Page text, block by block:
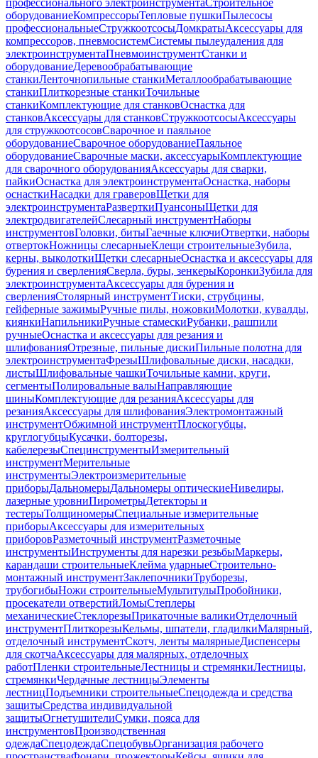
профессионального электроинструментаСтроительное
оборудованиеКомпрессорыТепловые пушкиПылесосы
профессиональныеСтружкоотсосыДомкратыАксессуары для
компрессоров, пневмосистемСистемы пылеудаления для
электроинструментаПневмоинструментСтанки и
оборудованиеДеревообрабатывающие
станкиЛенточнопильные станкиМеталлообрабатывающие
станкиПлиткорезные станкиТочильные
станкиКомплектующие для станковОснастка для
станковАксессуары для станковСтружкоотсосыАксессуары
для стружкоотсосовСварочное и паяльное
оборудованиеСварочное оборудованиеПаяльное
оборудованиеСварочные маски, аксессуарыКомплектующие
для сварочного оборудованияАксессуары для сварки,
пайкиОснастка для электроинструментаОснастка, наборы
оснасткиНасадки для граверовЩетки для
электроинструментаРазверткиПуансоныЩетки для
электродвигателейСлесарный инструментНаборы
инструментовГоловки, битыГаечные ключиОтвертки, наборы
отвертокНожницы слесарныеКлещи строительныеЗубила,
керны, выколоткиЩетки слесарныеОснастка и аксессуары для
бурения и сверленияСверла, буры, зенкерыКоронкиЗубила для
электроинструментаАксессуары для бурения и
сверленияСтолярный инструментТиски, струбцины,
гейферные зажимыРучные пилы, ножовкиМолотки, кувалды,
киянкиНапильникиРучные стамескиРубанки, рашпили
ручныеОснастка и аксессуары для резания и
шлифованияОтрезные, пильные дискиПильные полотна для
электроинструментаФрезыШлифовальные диски, насадки,
листыШлифовальные чашкиТочильные камни, круги,
сегментыПолировальные валыНаправляющие
шиныКомплектующие для резанияАксессуары для
резанияАксессуары для шлифованияЭлектромонтажный
инструментОбжимной инструментПлоскогубцы,
круглогубцыКусачки, болторезы,
кабелерезыСпецинструментыИзмерительный
инструментМерительные
инструментыЭлектроизмерительные
приборыДальномерыДальномеры оптическиеНивелиры,
лазерные уровниПирометрыДетекторы и
тестерыТолщиномерыСпециальные измерительные
приборыАксессуары для измерительных
приборовРазметочный инструментРазметочные
инструментыИнструменты для нарезки резьбыМаркеры,
карандаши строительныеКлейма ударныеСтроительно-
монтажный инструментЗаклепочникиТруборезы,
трубогибыНожи строительныеМультитулыПробойники,
просекатели отверстийЛомыСтеплеры
механическиеСтеклорезыПрикаточные валикиОтделочный
инструментПлиткорезыКельмы, шпатели, гладилкиМалярный,
отделочный инструментСкотч, ленты малярныеДиспенсеры
для скотчаАксессуары для малярных, отделочных
работПленки строительныеЛестницы и стремянкиЛестницы,
стремянкиЧердачные лестницыЭлементы
лестницПодъемники строительныеСпецодежда и средства
защитыСредства индивидуальной
защитыОгнетушителиСумки, пояса для
инструментовПроизводственная
одеждаСпецодеждаСпецобувьОрганизация рабочего